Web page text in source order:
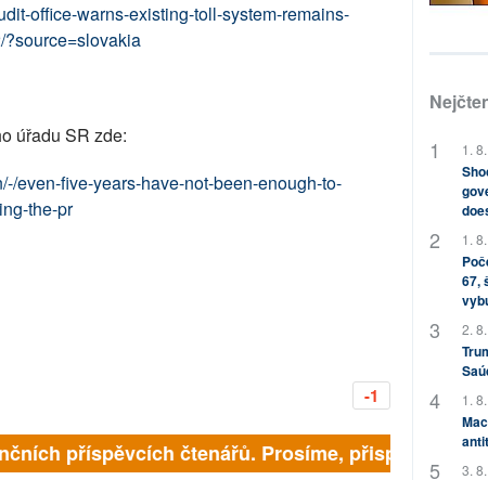
office-warns-existing-toll-system-remains-
úřadu SR zde:
even-five-years-have-not-been-enough-to-
the-pr
-1
příspěvcích čtenářů. Prosíme, přispějte. ➥
1.
1.
67,
2.
1.
3.